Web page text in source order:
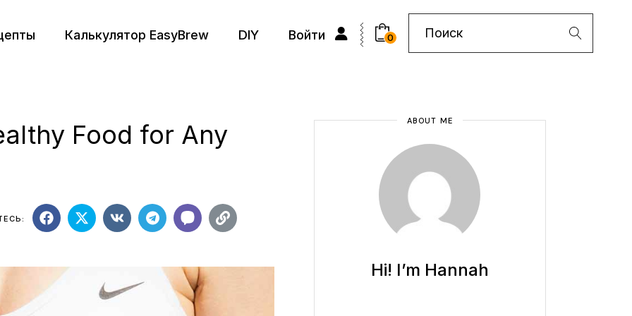
виду
Калькулятор EasyBrew DIY Войти 0
Food for Any
ABOUT ME
Hi! I’m Hannah